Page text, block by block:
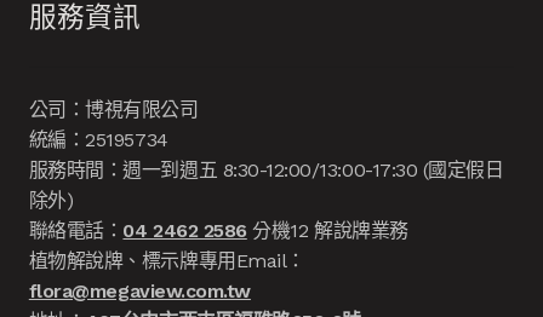
服務資訊
公司：博視有限公司
統編：25195734
服務時間：週一到週五 8:30-12:00/13:00-17:30 (國定假日
除外)
聯絡電話： 04 2462 2586分機12 解說牌業務
植物解說牌、標示牌專用Email：
flora@megaview.com.tw